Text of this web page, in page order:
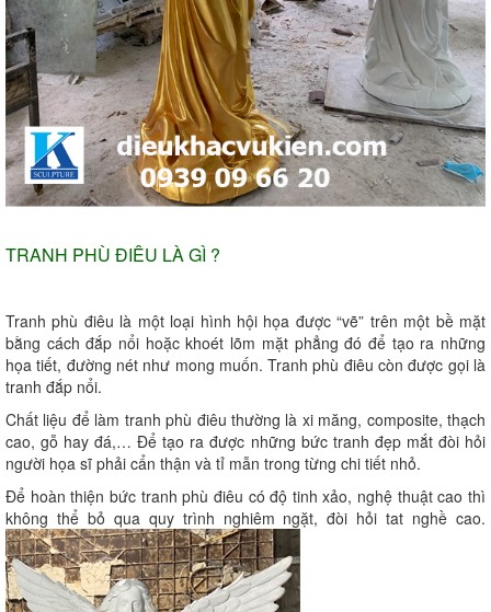
TRANH PHÙ ĐIÊU LÀ GÌ ?
Tranh phù điêu là một loại hình hội họa được “vẽ” trên một bề mặt
bằng cách đắp nổi hoặc khoét lõm mặt phẳng đó để tạo ra những
họa tiết, đường nét như mong muốn. Tranh phù điêu còn được gọi là
tranh đắp nổi.
Chất liệu để làm tranh phù điêu thường là xi măng, composite, thạch
cao, gỗ hay đá,… Để tạo ra được những bức tranh đẹp mắt đòi hỏi
người họa sĩ phải cẩn thận và tỉ mẫn trong từng chi tiết nhỏ.
Để hoàn thiện bức tranh phù điêu có độ tinh xảo, nghệ thuật cao thì
không thể bỏ qua quy trình nghiêm ngặt, đòi hỏi tat nghề cao.